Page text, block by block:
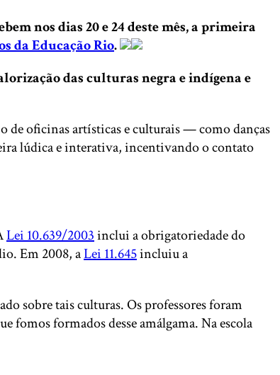
nos dias 20 e 24 deste mês, a primeira
da Educação Rio.
das culturas negra e indígena e
de oficinas artísticas e culturais — como danças
lúdica e interativa, incentivando o contato
Lei 10.639/2003inclui a obrigatoriedade do
Em 2008, aLei 11.645incluiu a
sobre tais culturas. Os professores foram
fomos formados desse amálgama. Na escola